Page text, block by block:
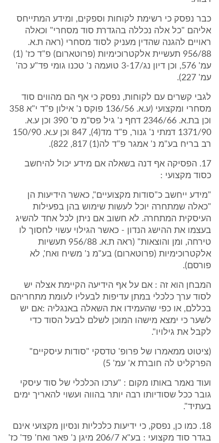
כבר נפסק כי רשימת לקוחות וספקים, ומידע המתייחס
אליהם "כל אלה נכללה בהגדרת סוד מסחרי" וכאלה
ראויים להגנה שהדין מעניק לסוד מסחרי (ראה ת.א.
956/88 תעשיית אלקטרוכימיות (פרוטארום) פ"ד כז' (1)
עמ' 576, וכן דיון נג/3-17 טועמה נ' טכנו גומי פד"ע כה'
עמ' 227).
לגבי קשרים עם לקוחות, נפסק כי אף הם מהווים סוד
מסחרי ומקצועי (ע.א. 136/56 פוקס נ' אילון פ"ד י"א 358
וכן בת.א. 2346/66 דחף נ' גיל פס"מ ס' 390 וכן ע.א.
1371/90 דמתי נ' גנור, פ"ד מד(4), 847 וכן ע.א. 150/90
רב בריח בע"מ נ' אמגר פ"ד לה(1) 817, 822).
17. הפסיקה אף דנה בשאלה אם מידע יכול להיחשב
כסוד מקצועי :
"מידע ייחשב כ"סודות מקצועיים", כאשר הידיעות הן
"כאלה שמתחרה יוכל לעשות שימוש בהן בפעילות
העיסקית המתחרה. לא חשוב אם ניתן לכל אחד להשיג
בעצמו את ההישג הנדון - כאשר הגילוי עשוי לחסוך לו
טירחה, ומן והוצאות" (ראה ת.א. 956/88 תעשיות
אלקטרוכימיות (פרוטארום) בע"מ נ' משיח ואח', לא
פורסם).
המבחן הוא זה : אם על אף הידיעה הקיימת אצלה יש
לסוד ערך כלכלי במתן עדיפות לבעליו לעומת מתחריהם
בכללם, או כפי שהעמידו את השאלה באנגליה :אם יש
לשער כי ימצא מישהו המוכן לשלם לבעל הסוד כדי
לקבל את גילויו".
(ציטוט ממאמרו של פרופ' טדסקי "סודות עיסקיים"
הפרקליט לה חוברת א' עמ' 5)
ועוד נאמר באותו מקום : "ערכו הכלכלי של סוד עיסקי
גובר ככל שסודיותו רבה יותר בהווה ועשוי להאריך ימים
בעתיד".
18. כמו כן, נפסק, כי ידיעות כלכליות ונסיון מקצועי אינם
בגדר סוד מקצועי : בע"א 206/7 מיגן נ' פאר ואח' פד' כז'